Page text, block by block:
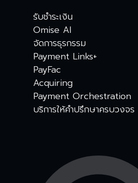
รับชำระเงิน
Omise AI
จัดการธุรกรรม
Payment Links+
PayFac
Acquiring
Payment Orchestration
บริการให้คำปรึกษาครบวงจร